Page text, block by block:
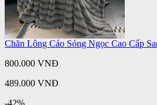
Chăn Lông Cáo Sóng Ngọc Cao Cấp
800.000 VNĐ
489.000 VNĐ
-42%